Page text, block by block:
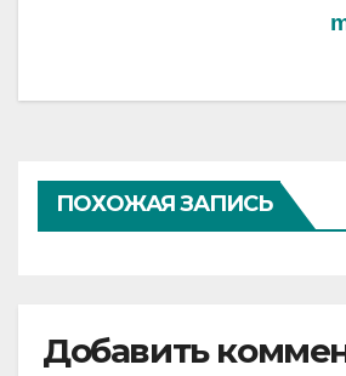
ПОХОЖАЯ ЗАПИСЬ
Добавить